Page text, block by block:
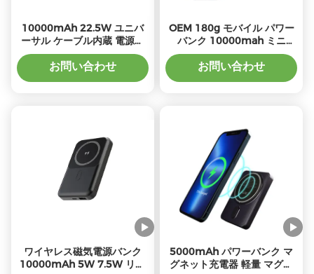
10000mAh 22.5W ユニバ
ーサル ケーブル内蔵 電源バ
ンク 黒 白 防火 ABS PC LED
インジケータライト
お問い合わせ
OEM 180g モバイル パワー
バンク 10000mah ミニ
21700 バッテリータイプ
お問い合わせ
ワイヤレス磁気電源バンク
10000mAh 5W 7.5W リポ
5000mAh パワーバンク マ
グネット充電器 軽量 マグネ